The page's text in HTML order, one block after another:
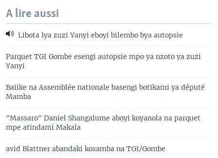
A lire aussi
Libota lya zuzi Yanyi eboyi bilembo bya autopsie
Parquet TGI Gombe esengi autopsie mpo ya nzoto ya zuzi
Yanyi
Baiike na Assemblée nationale basengi botikami ya député
Mamba
"Massaro" Daniel Shangalume aboyi koyanola na parquet
mpe atindami Makala
avid Blattner abandaki kosamba na TGI/Gombe